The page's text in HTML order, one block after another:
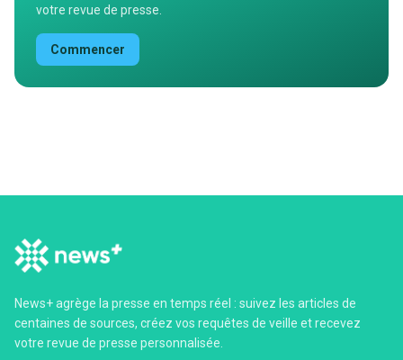
votre revue de presse.
Commencer
News+ agrège la presse en temps réel : suivez les articles de
centaines de sources, créez vos requêtes de veille et recevez
votre revue de presse personnalisée.